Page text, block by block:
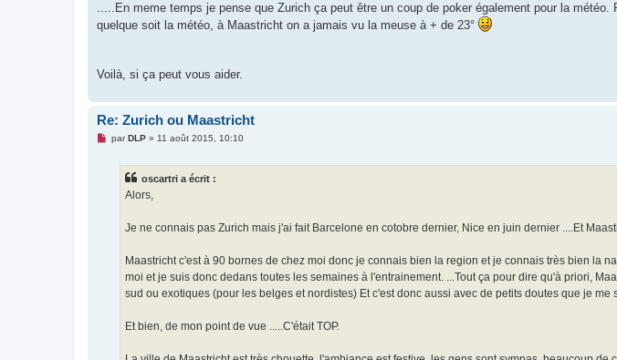
.....En meme temps je pense que Zurich ça peut être un coup de poker également pour la
quelque soit la météo, à Maastricht on a jamais vu la meuse à + de 23°
Voilà, si ça peut vous aider.
Re: Zurich ou Maastricht
MparDLP» 11 août 2015, 10:10
oscartri a écrit :
Alors,
Je ne connais pas Zurich mais j'ai fait Barcelone en cotobre dernier, Nice en juin dernier ....Et
Maastricht c'est à 90 bornes de chez moi donc je connais bien la region et je connais très bien la
moi et je suis donc dedans toutes les semaines à l'entrainement. ...Tout ça pour dire qu'à priori,
sud ou exotiques (pour les belges et nordistes) Et c'est donc aussi avec de petits doutes que je me
Et bien, de mon point de vue .....C'était TOP.